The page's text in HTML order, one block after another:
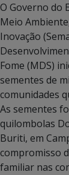
O Governo do
Meio
Inovação
Fome (MDS)
sementes de
comunidades
As sementes
quilombolas
Buriti, em
compromisso
familiar nas